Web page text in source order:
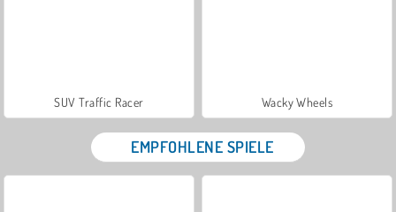
SUV Traffic Racer Wacky Wheels
EMPFOHLENE SPIELE